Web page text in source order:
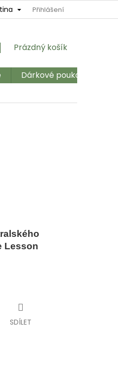
PODMÍNKY
Přihlášení
NÁKUPNÍ
Prázdný košík
Dárkové poukazy
Lesson
SDÍLET